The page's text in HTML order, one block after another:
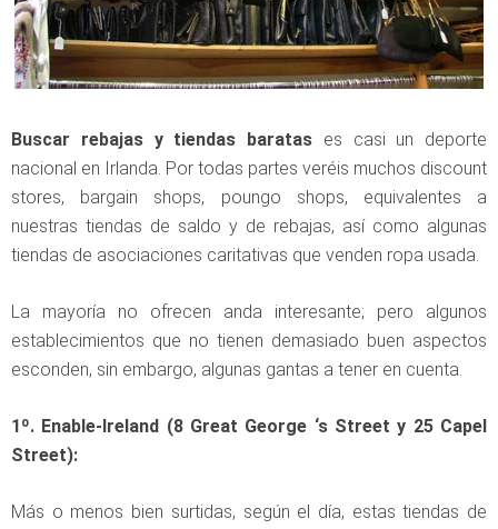
Buscar rebajas y tiendas baratas es casi un deporte
nacional en Irlanda. Por todas partes veréis muchos discount
stores, bargain shops, poungo shops, equivalentes a
nuestras tiendas de saldo y de rebajas, así como algunas
tiendas de asociaciones caritativas que venden ropa usada.
La mayoría no ofrecen anda interesante; pero algunos
establecimientos que no tienen demasiado buen aspectos
esconden, sin embargo, algunas gantas a tener en cuenta.
1º. Enable-Ireland (8 Great George ‘s Street y 25 Capel
Street):
Más o menos bien surtidas, según el día, estas tiendas de